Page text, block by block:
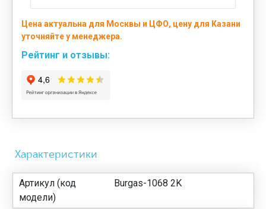
Цена актуальна для Москвы и ЦФО, цену для Казани
уточняйте у менеджера.
Рейтинг и отзывы:
Характеристики
Артикул (код
модели)
Burgas-1068 2K